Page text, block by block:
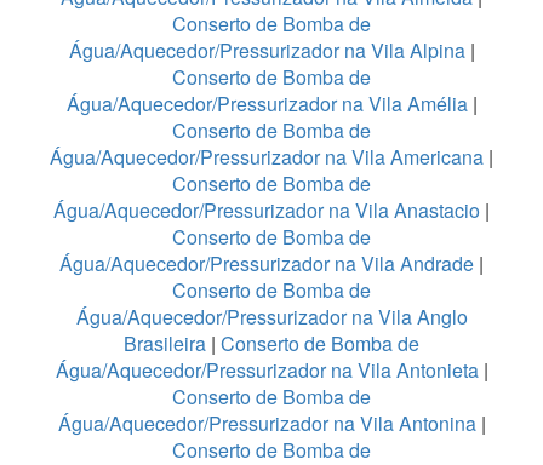
Conserto de Bomba de
Água/Aquecedor/Pressurizador na Vila Alpina |
Conserto de Bomba de
Água/Aquecedor/Pressurizador na Vila Amélia |
Conserto de Bomba de
Água/Aquecedor/Pressurizador na Vila Americana |
Conserto de Bomba de
Água/Aquecedor/Pressurizador na Vila Anastacio |
Conserto de Bomba de
Água/Aquecedor/Pressurizador na Vila Andrade |
Conserto de Bomba de
Água/Aquecedor/Pressurizador na Vila Anglo
Brasileira | Conserto de Bomba de
Água/Aquecedor/Pressurizador na Vila Antonieta|
Conserto de Bomba de
Água/Aquecedor/Pressurizador na Vila Antonina|
Conserto de Bomba de